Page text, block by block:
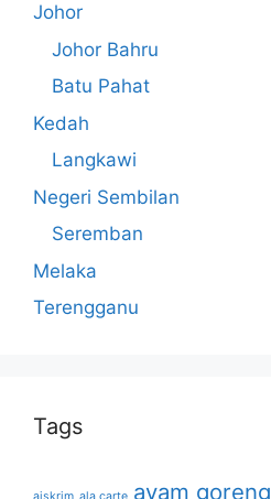
Johor
Johor Bahru
Batu Pahat
Kedah
Langkawi
Negeri Sembilan
Seremban
Melaka
Terengganu
Tags
ayam goreng